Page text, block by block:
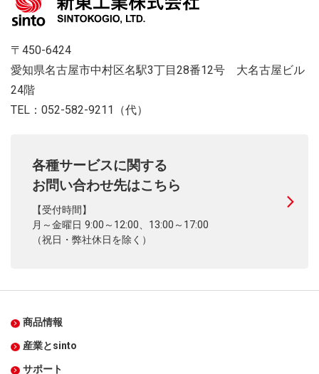
〒450-6424
愛知県名古屋市中村区名駅3丁目28番12号 大名古屋ビル
24階
TEL：052-582-9211（代）
各種サービスに関する
お問い合わせ先はこちら
【受付時間】
月～金曜日 9:00～12:00、13:00～17:00
（祝日・弊社休日を除く）
商品情報
産業とsinto
サポート